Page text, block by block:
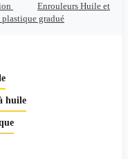
Enrouleurs Huile et
plastique gradué
huile